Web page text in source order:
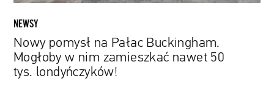
50
tys.
NEWSY
Nowy pomysł na Pałac Buckingham.
Mogłoby w nim zamieszkać nawet 50
tys. londyńczyków!